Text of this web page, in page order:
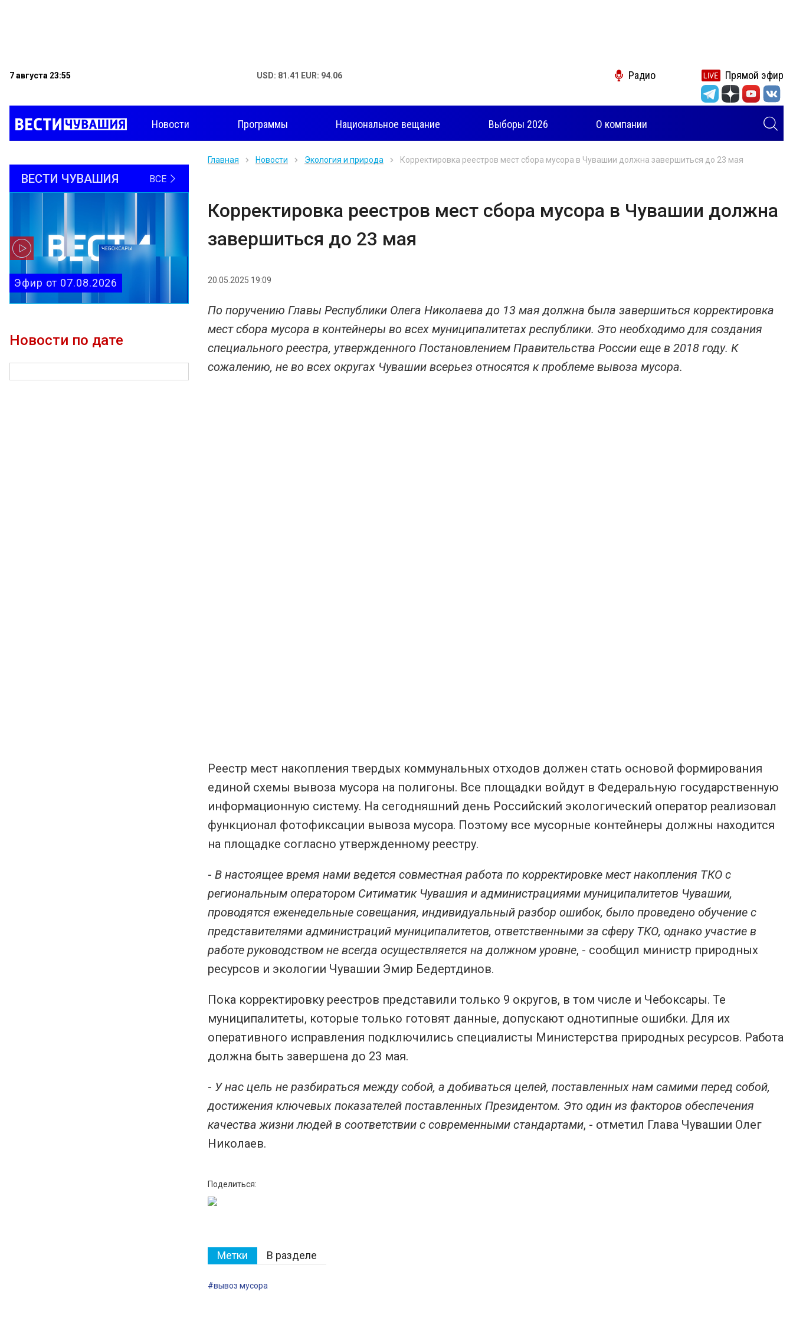
7 августа 23:55 USD: 81.41 EUR: 94.06 Радио Прямой эфир
Новости Программы Национальное вещание Выборы 2026 О компании
ВЕСТИ ЧУВАШИЯ ВСЕ
Эфир от 07.08.2026
Новости по дате
Главная Новости Экология и природа Корректировка реестров мест сбора мусора в Чувашии должна завершиться до 23 мая
Корректировка реестров мест сбора мусора в Чувашии должна
завершиться до 23 мая
20.05.2025 19:09
По поручению Главы Республики Олега Николаева до 13 мая должна была завершиться корректировка
мест сбора мусора в контейнеры во всех муниципалитетах республики. Это необходимо для создания
специального реестра, утвержденного Постановлением Правительства России еще в 2018 году. К
сожалению, не во всех округах Чувашии всерьез относятся к проблеме вывоза мусора.
Реестр мест накопления твердых коммунальных отходов должен стать основой формирования
единой схемы вывоза мусора на полигоны. Все площадки войдут в Федеральную государственную
информационную систему. На сегодняшний день Российский экологический оператор реализовал
функционал фотофиксации вывоза мусора. Поэтому все мусорные контейнеры должны находится
на площадке согласно утвержденному реестру.
- В настоящее время нами ведется совместная работа по корректировке мест накопления ТКО с
региональным оператором Ситиматик Чувашия и администрациями муниципалитетов Чувашии,
проводятся еженедельные совещания, индивидуальный разбор ошибок, было проведено обучение с
представителями администраций муниципалитетов, ответственными за сферу ТКО, однако участие в
работе руководством не всегда осуществляется на должном уровне, - сообщил министр природных
ресурсов и экологии Чувашии Эмир Бедертдинов.
Пока корректировку реестров представили только 9 округов, в том числе и Чебоксары. Те
муниципалитеты, которые только готовят данные, допускают однотипные ошибки. Для их
оперативного исправления подключились специалисты Министерства природных ресурсов. Работа
должна быть завершена до 23 мая.
- У нас цель не разбираться между собой, а добиваться целей, поставленных нам самими перед собой,
достижения ключевых показателей поставленных Президентом. Это один из факторов обеспечения
качества жизни людей в соответствии с современными стандартами, - отметил Глава Чувашии Олег
Николаев.
Поделиться:
Метки В разделе
#вывоз мусора